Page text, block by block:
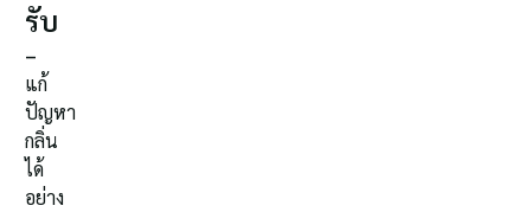
รับ
–
แก้
ปัญหา
กลิ่น
ได้
อย่าง